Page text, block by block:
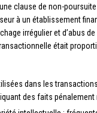
clause de non-
à un établissement
irrégulier et d’abus
était
dans les
des faits pénalement